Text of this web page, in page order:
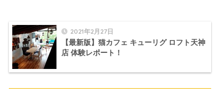
2021年2月27日
【最新版】猫カフェ キューリグ ロフト天神
店 体験レポート！